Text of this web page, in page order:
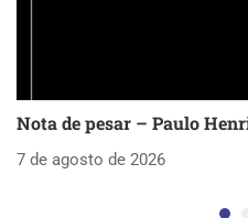
Nota de pesar – Paulo
7 de agosto de 2026